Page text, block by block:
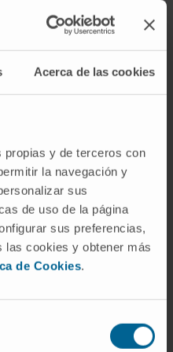
Acerca de las cookies
propias y de terceros con
la navegación y
sus
de uso de la página
sus preferencias,
las cookies y obtener más
de Cookies.
in the brain is not
or prevention of
in combination
could contribute to
processes.
to design new and
for the treatment
J Mol Sci. 2021 Mar
ijms22063107.